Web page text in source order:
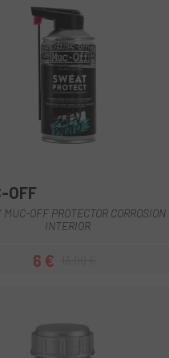
OFF
MUC-OFF PROTECTOR CORROSION
INTERIOR
6 €